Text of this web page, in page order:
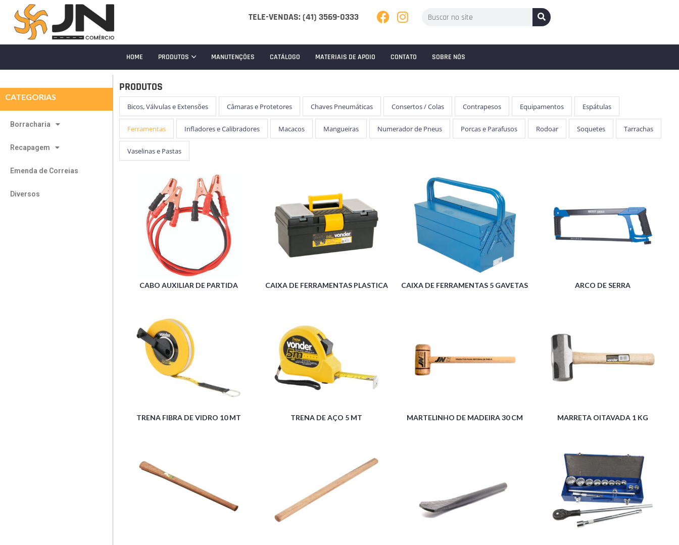
TELE-VENDAS: (41) 3569-0333
HOME PRODUTOS MANUTENÇÕES CATÁLOGO MATERIAIS DE APOIO CONTATO SOBRE NÓS
CATEGORIAS
Borracharia
Recapagem
Emenda de Correias
Diversos
PRODUTOS
Bicos, Válvulas e Extensões Câmaras e Protetores Chaves Pneumáticas Consertos / Colas Contrapesos Equipamentos Espátulas
Ferramentas Infladores e Calibradores Macacos Mangueiras Numerador de Pneus Porcas e Parafusos Rodoar Soquetes Tarrachas
Vaselinas e Pastas
CABO AUXILIAR DE PARTIDA CAIXA DE FERRAMENTAS PLASTICA CAIXA DE FERRAMENTAS 5 GAVETAS ARCO DE SERRA
TRENA FIBRA DE VIDRO 10 MT TRENA DE AÇO 5 MT MARTELINHO DE MADEIRA 30 CM MARRETA OITAVADA 1 KG